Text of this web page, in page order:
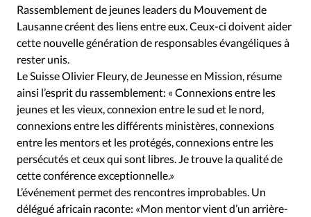
Rassemblement de jeunes leaders du Mouvement de
Lausanne créent des liens entre eux. Ceux-ci doivent aider
cette nouvelle génération de responsables évangéliques à
rester unis.
Le Suisse Olivier Fleury, de Jeunesse en Mission, résume
ainsi l’esprit du rassemblement: « Connexions entre les
jeunes et les vieux, connexion entre le sud et le nord,
connexions entre les différents ministères, connexions
entre les mentors et les protégés, connexions entre les
persécutés et ceux qui sont libres. Je trouve la qualité de
cette conférence exceptionnelle.»
L’événement permet des rencontres improbables. Un
délégué africain raconte: «Mon mentor vient d’un arrière-